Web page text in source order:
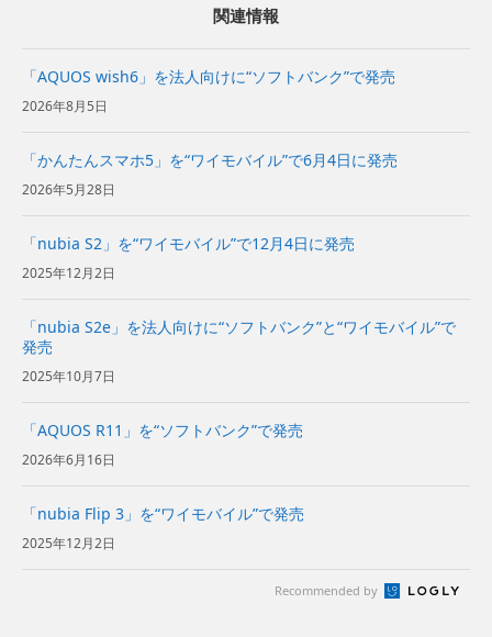
関連情報
「AQUOS wish6」を法人向けに“ソフトバンク”で発売
2026年8月5日
「かんたんスマホ5」を“ワイモバイル”で6月4日に発売
2026年5月28日
「nubia S2」を“ワイモバイル”で12月4日に発売
2025年12月2日
「nubia S2e」を法人向けに“ソフトバンク”と“ワイモバイル”で
発売
2025年10月7日
「AQUOS R11」を“ソフトバンク”で発売
2026年6月16日
「nubia Flip 3」を“ワイモバイル”で発売
2025年12月2日
Recommended by